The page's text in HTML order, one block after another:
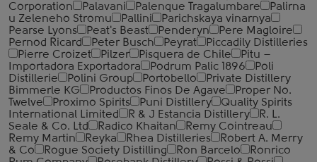
Corporation
Palavani Palenque Tragalumbare
Palirna
u Zeleneho Stromu
Pallini
Parichskaya vinarnya
Pearse Lyons
Peat's Beast Penderyn
Pere Magloire
Pernod Ricard
Peter Busch Peyrat
Piccadily Distilleries
Pierre Croizet
Pilzer Pisquera de Chile
Pitu –
Importadora Exportadora
Podrum Palic 1896
Poli
Distillerie
Polini Group Portobello
Private Distillery
Bimmerle KG
Productos Finos De Agave
Proper No.
Twelve
Proximo Spirits Puni Distillery
Quality Spirits
International Limited
R & J Estancia Distillery
R. L.
Seale & Co. Ltd
Radico Khaitan
Remy Cointreau
Remy Martin
Reyka Rhea Distilleries
Robert A. Merry
& Co
Rogue Society Distilling Ron Barcelo
Ronrico